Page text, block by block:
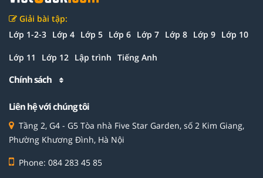
Giải bài tập:
Lớp 1-2-3 Lớp 4 Lớp 5 Lớp 6 Lớp 7 Lớp 8 Lớp 9 Lớp 10
Lớp 11 Lớp 12 Lập trình Tiếng Anh
Chính sách
Liên hệ với chúng tôi
Tầng 2, G4 - G5 Tòa nhà Five Star Garden, số 2 Kim Giang,
Phường Khương Đình, Hà Nội
Phone: 084 283 45 85